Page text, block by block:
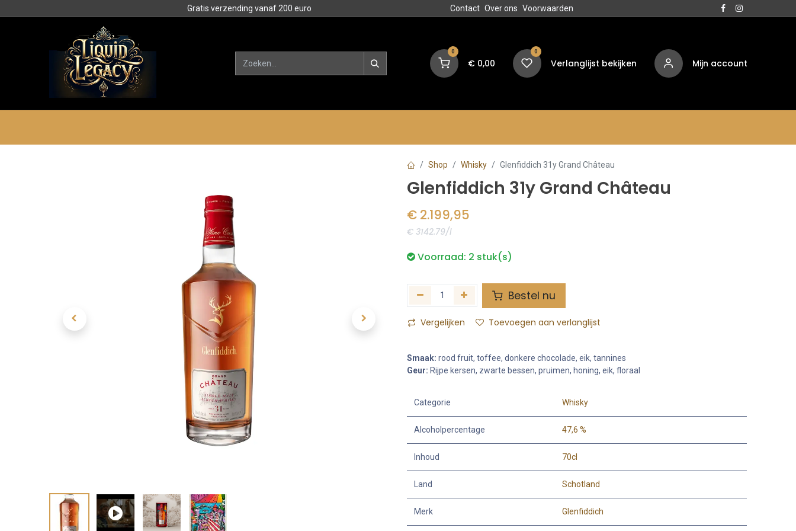
Gratis verzending vanaf 200 euro Contact Over ons Voorwaarden
0
€ 0,00
0
Verlanglijst bekijken Mijn account
Shop Whisky Glenfiddich 31y Grand Château
Glenfiddich 31y Grand Château
€ 2.199,95
€ 3142.79/l
Voorraad: 2 stuk(s)
Bestel nu
Vergelijken Toevoegen aan verlanglijst
Smaak: rood fruit, toffee, donkere chocolade, eik, tannines
Geur: Rijpe kersen, zwarte bessen, pruimen, honing, eik, floraal
Categorie Whisky
Alcoholpercentage 47,6 %
Inhoud 70cl
Land Schotland
Merk Glenfiddich